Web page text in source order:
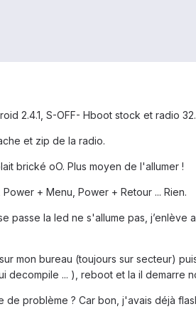
2.4.1, S-OFF- Hboot stock et radio
et zip de la radio.
brické oO. Plus moyen de l'allumer !
+ Menu, Power + Retour ... Rien.
passe la led ne s'allume pas,
mon bureau (toujours sur secteur)
decompile ... ), reboot et la il demarre
de problème ? Car bon, j'avais déjà